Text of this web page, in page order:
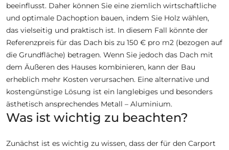
beeinflusst. Daher können Sie eine ziemlich wirtschaftliche
und optimale Dachoption bauen, indem Sie Holz wählen,
das vielseitig und praktisch ist. In diesem Fall könnte der
Referenzpreis für das Dach bis zu 150 € pro m2 (bezogen auf
die Grundfläche) betragen. Wenn Sie jedoch das Dach mit
dem Äußeren des Hauses kombinieren, kann der Bau
erheblich mehr Kosten verursachen. Eine alternative und
kostengünstige Lösung ist ein langlebiges und besonders
ästhetisch ansprechendes Metall – Aluminium.
Was ist wichtig zu beachten?
Zunächst ist es wichtig zu wissen, dass der für den Carport